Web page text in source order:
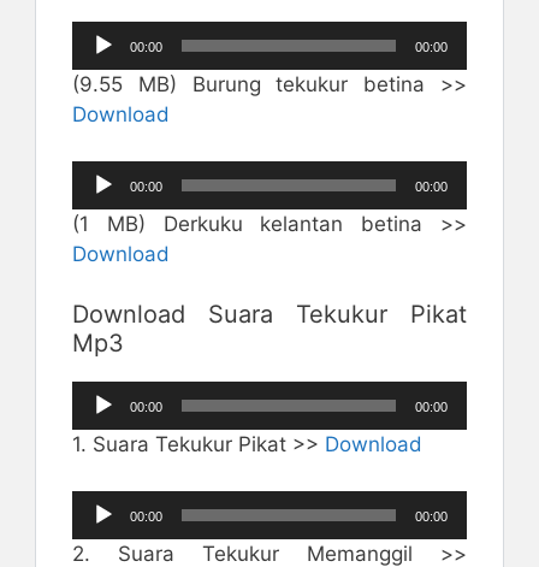
Pemutar
Audio
00:00 00:00
(9.55 MB) Burung tekukur betina >>
Download
Pemutar
Audio
00:00 00:00
(1 MB) Derkuku kelantan betina >>
Download
Download Suara Tekukur Pikat
Mp3
Pemutar
Audio
00:00 00:00
1. Suara Tekukur Pikat >> Download
Pemutar
Audio
00:00 00:00
2. Suara Tekukur Memanggil >>